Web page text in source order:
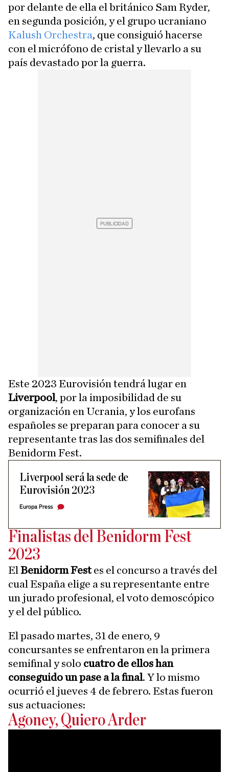
por delante de ella el británico Sam Ryder,
en segunda posición, y el grupo ucraniano
Kalush Orchestra, que consiguió hacerse
con el micrófono de cristal y llevarlo a su
país devastado por la guerra.
Este 2023 Eurovisión tendrá lugar en
Liverpool, por la imposibilidad de su
organización en Ucrania, y los eurofans
españoles se preparan para conocer a su
representante tras las dos semifinales del
Benidorm Fest.
Liverpool será la sede de
Eurovisión 2023
Europa Press
Finalistas del Benidorm Fest
2023
El Benidorm Festes el concurso a través del
cual España elige a su representante entre
un jurado profesional, el voto demoscópico
y el del público.
El pasado martes, 31 de enero, 9
concursantes se enfrentaron en la primera
semifinal y solo cuatro de ellos han
conseguido un pase a la final. Y lo mismo
ocurrió el jueves 4 de febrero. Estas fueron
sus actuaciones:
Agoney, Quiero Arder